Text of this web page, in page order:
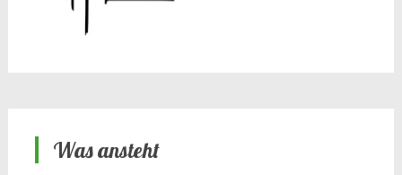
Was ansteht